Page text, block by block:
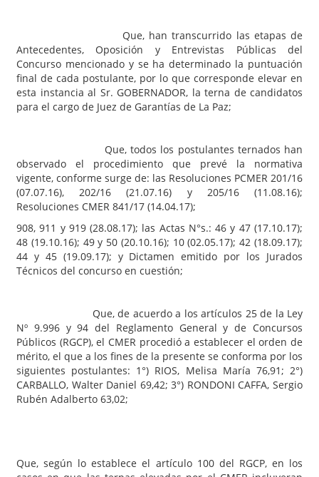
Que, han transcurrido las etapas de
Antecedentes, Oposición y Entrevistas Públicas del
Concurso mencionado y se ha determinado la puntuación
final de cada postulante, por lo que corresponde elevar en
esta instancia al Sr. GOBERNADOR, la terna de candidatos
para el cargo de Juez de Garantías de La Paz;
Que, todos los postulantes ternados han
observado el procedimiento que prevé la normativa
vigente, conforme surge de: las Resoluciones PCMER 201/16
(07.07.16), 202/16 (21.07.16) y 205/16 (11.08.16);
Resoluciones CMER 841/17 (14.04.17);
908, 911 y 919 (28.08.17); las Actas N°s.: 46 y 47 (17.10.17);
48 (19.10.16); 49 y 50 (20.10.16); 10 (02.05.17); 42 (18.09.17);
44 y 45 (19.09.17); y Dictamen emitido por los Jurados
Técnicos del concurso en cuestión;
Que, de acuerdo a los artículos 25 de la Ley
Nº 9.996 y 94 del Reglamento General y de Concursos
Públicos (RGCP), el CMER procedió a establecer el orden de
mérito, el que a los fines de la presente se conforma por los
siguientes postulantes: 1°) RIOS, Melisa María 76,91; 2°)
CARBALLO, Walter Daniel 69,42; 3°) RONDONI CAFFA, Sergio
Rubén Adalberto 63,02;
Que, según lo establece el artículo 100 del RGCP, en los